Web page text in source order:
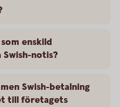
enskild
notis?
Swish-betalning
till företagets